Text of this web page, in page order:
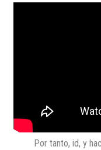
Por tanto, id, y